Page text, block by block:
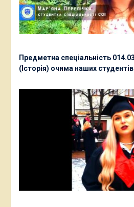
Предметна спеціальність
(Історія) очима наших студентів